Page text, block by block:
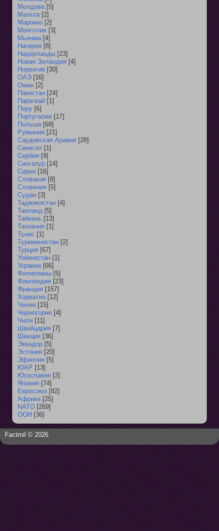
Молдова [5]
Мальта [2]
Марокко [2]
Монголия [3]
Мьянма [4]
Нигерия [8]
Нидерланды [23]
Новая Зеландия [4]
Норвегия [30]
ОАЭ [16]
Оман [2]
Пакистан [24]
Парагвай [1]
Перу [6]
Португалия [17]
Польша [68]
Румыния [21]
Саудовская Аравия [28]
Сенегал [1]
Сербия [9]
Сингапур [14]
Сирия [16]
Словакия [8]
Словения [5]
Судан [3]
Таджикистан [4]
Таиланд [5]
Тайвань [13]
Танзания [1]
Тунис [1]
Туркменистан [2]
Турция [67]
Узбекистан [1]
Украина [66]
Филиппины [5]
Финляндия [23]
Франция [157]
Хорватия [12]
Чехия [15]
Черногория [4]
Чили [11]
Швейцария [7]
Швеция [36]
Эквадор [5]
Эстония [20]
Эфиопия [5]
ЮАР [13]
Югославия [2]
Япония [74]
Евросоюз [82]
Африка [25]
NATO [269]
ООН [36]
Factmil © 2026